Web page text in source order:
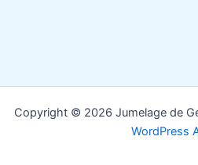
Copyright © 2026 Jumelage de
WordPress